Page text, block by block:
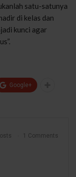
satu-satunya
di kelas dan
kunci agar
Google+
1 Comments